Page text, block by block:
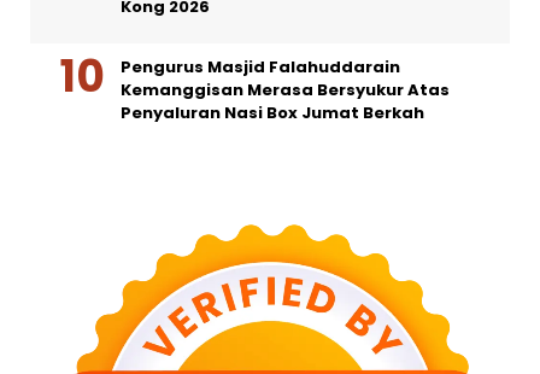
Kong 2026
Pengurus Masjid Falahuddarain
Kemanggisan Merasa Bersyukur Atas
Penyaluran Nasi Box Jumat Berkah